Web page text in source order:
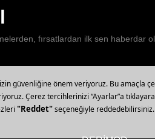
fırsatlardan ilk sen haberdar ol.